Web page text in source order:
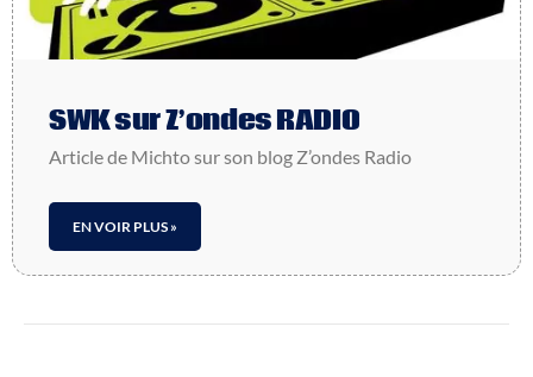
SWK sur Z’ondes RADIO
Article de Mich­to sur son blog Z’ondes Radio
EN VOIR PLUS »